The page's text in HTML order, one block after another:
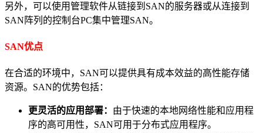
另外，可以使用管理软件从链接到SAN的服务器或从连接到
SAN阵列的控制台PC集中管理SAN。
SAN优点
在合适的环境中，SAN可以提供具有成本效益的高性能存储
资源。SAN的优势包括：
更灵活的应用部署： 由于快速的本地网络性能和应用程
序的高可用性，SAN可用于分布式应用程序。